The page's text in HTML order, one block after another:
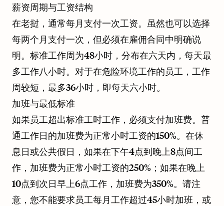
薪资周期与工资结构
在老挝，通常每月支付一次工资。虽然也可以选择
每两个月支付一次，但必须在雇佣合同中明确说
明。标准工作周为48小时，分布在六天内，每天最
多工作八小时。对于在危险环境工作的员工，工作
周较短，最多36小时，即每天六小时。
加班与最低标准
如果员工超出标准工时工作，必须支付加班费。普
通工作日的加班费为正常小时工资的150%。在休
息日或公共假日，如果在下午4点到晚上8点间工
作，加班费为正常小时工资的250%；如果在晚上
10点到次日早上6点工作，加班费为350%。请注
意，您不能要求员工每月工作超过45小时加班，或